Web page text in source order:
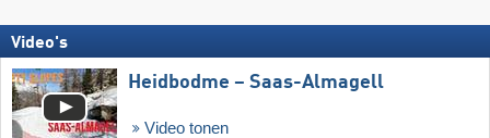
Video's
Heidbodme – Saas-Almagell
Video tonen